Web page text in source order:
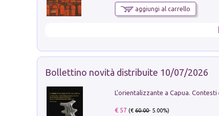
aggiungi al carrello
Bollettino novità distribuite 10/07/2026
€ 57 (€60.00- 5.00%)